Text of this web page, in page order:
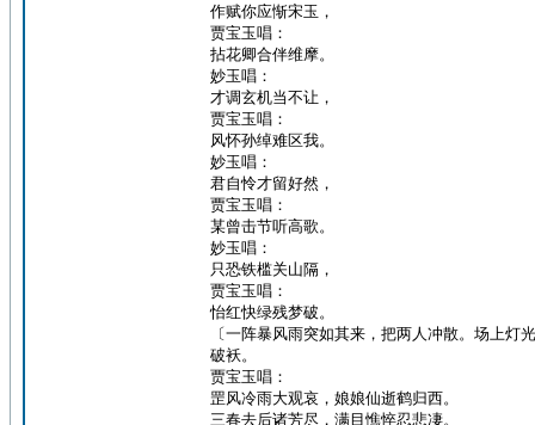
作赋你应惭宋玉，
贾宝玉唱：
拈花卿合伴维摩。
妙玉唱：
才调玄机当不让，
贾宝玉唱：
风怀孙绰难区我。
妙玉唱：
君自怜才留好然，
贾宝玉唱：
某曾击节听高歌。
妙玉唱：
只恐铁槛关山隔，
贾宝玉唱：
怡红快绿残梦破。
〔一阵暴风雨突如其来，把两人冲散。场上
破袄。
贾宝玉唱：
罡风冷雨大观哀，娘娘仙逝鹤归西。
三春去后诸芳尽，满目憔悴忍悲凄。